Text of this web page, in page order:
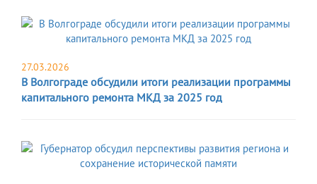
27.03.2026
В Волгограде обсудили итоги реализации программы
капитального ремонта МКД за 2025 год